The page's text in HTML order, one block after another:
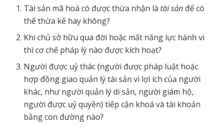
Tài sản mã hoá có được thừa nhận là tài sản để có
thể thừa kế hay không?
Khi chủ sở hữu qua đời hoặc mất năng lực hành vi
thì cơ chế pháp lý nào được kích hoạt?
Người được uỷ thác (người được pháp luật hoặc
hợp đồng giao quản lý tài sản vì lợi ích của người
khác, như người quản lý di sản, người giám hộ,
người được uỷ quyền) tiếp cận khoá và tài khoản
bằng con đường nào?